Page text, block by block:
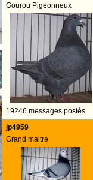
Gourou Pigeonneux
19246 messages postés
jp4959
Grand maitre